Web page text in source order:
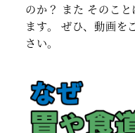
のか？ また そのこ
ます。 ぜひ、動画を
さい。